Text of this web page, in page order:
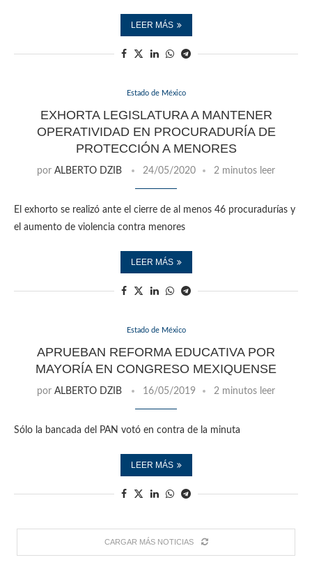
LEER MÁS
Estado de México
EXHORTA LEGISLATURA A MANTENER
OPERATIVIDAD EN PROCURADURÍA DE
PROTECCIÓN A MENORES
por ALBERTO DZIB 24/05/2020 2 minutos leer
El exhorto se realizó ante el cierre de al menos 46 procuradurías y
el aumento de violencia contra menores
LEER MÁS
Estado de México
APRUEBAN REFORMA EDUCATIVA POR
MAYORÍA EN CONGRESO MEXIQUENSE
por ALBERTO DZIB 16/05/2019 2 minutos leer
Sólo la bancada del PAN votó en contra de la minuta
LEER MÁS
CARGAR MÁS NOTICIAS